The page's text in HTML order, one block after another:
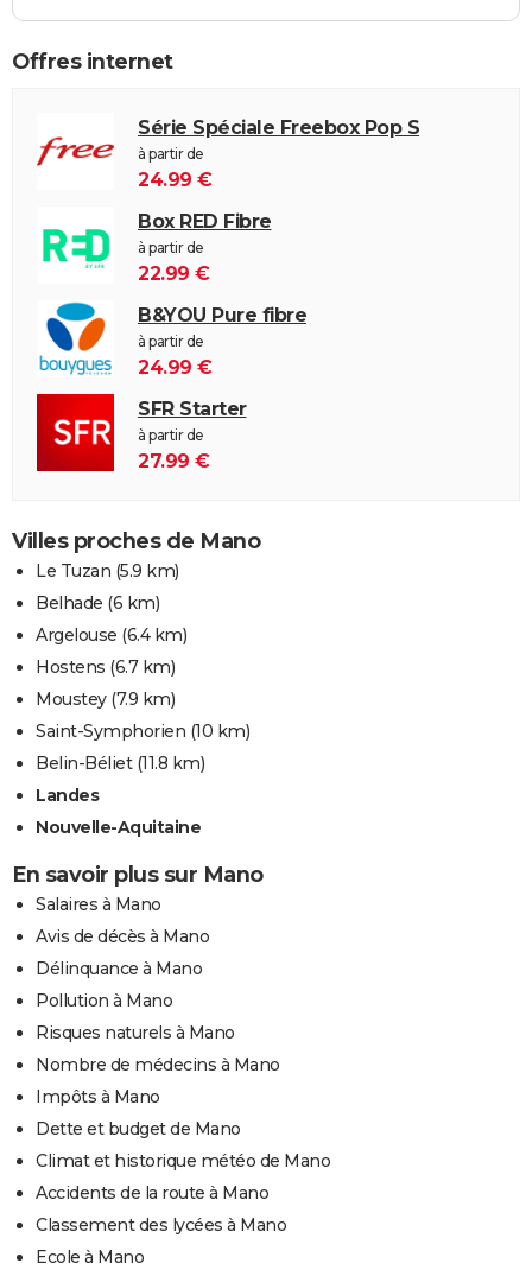
Offres internet
Série Spéciale Freebox Pop S
à partir de
24.99 €
Box RED Fibre
à partir de
22.99 €
B&YOU Pure fibre
à partir de
24.99 €
SFR Starter
à partir de
27.99 €
Villes proches de Mano
Le Tuzan (5.9 km)
Belhade (6 km)
Argelouse (6.4 km)
Hostens (6.7 km)
Moustey(7.9 km)
Saint-Symphorien (10 km)
Belin-Béliet(11.8 km)
Landes
Nouvelle-Aquitaine
En savoir plus sur Mano
Salaires à Mano
Avis de décès à Mano
Délinquance à Mano
Pollution à Mano
Risques naturels à Mano
Nombre de médecins à Mano
Impôts à Mano
Dette et budget de Mano
Climat et historique météo de Mano
Accidents de la route à Mano
Classement des lycées à Mano
Ecole à Mano